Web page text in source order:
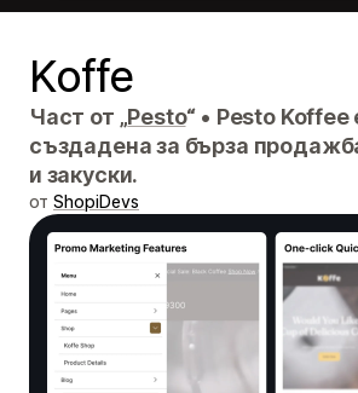
Koffe
Част от „Pesto“ • Pesto Koffee
създадена за бърза
и закуски.
от ShopiDevs